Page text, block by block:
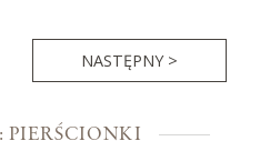
NASTĘPNY >
PIERŚCIONKI